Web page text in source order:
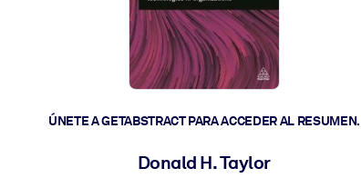
y actúen más rápido.
ÚNETE A GETABSTRACT PARA ACCEDER AL RESUMEN.
Donald H. Taylor